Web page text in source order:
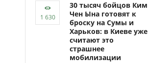
30 тысяч бойцов Ким
Чен Ына готовят к
броску на Сумы и
Харьков: в Киеве уже
считают это
страшнее
мобилизации